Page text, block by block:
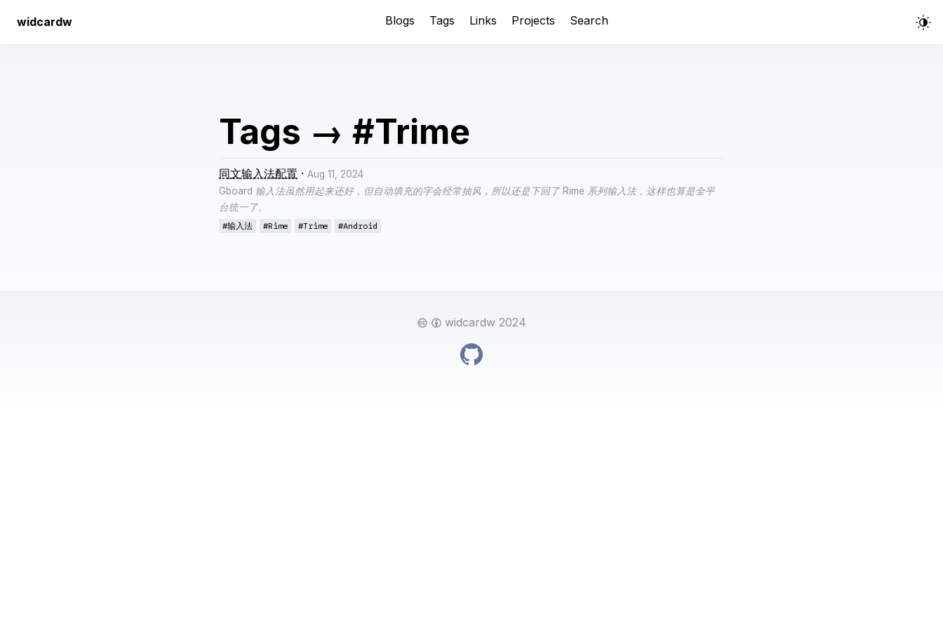
widcardw Blogs Tags Links Projects Search
Tags → #Trime
同文输入法配置 · Aug 11, 2024
Gboard 输入法虽然用起来还好，但自动填充的字会经常抽风，所以还是下回了 Rime 系列输入法，这样也算是全平
台统一了。
#输入法
#Rime #Trime #Android
widcardw 2024